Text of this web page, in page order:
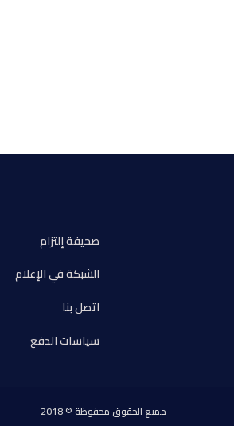
صحيفة إلتزام
الشبكة في الإعلام
اتصل بنا
سياسات الدفع
جميع الحقوق محفوظة © 2018